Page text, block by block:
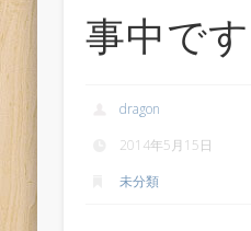
事中です
dragon
2014年5月15日
未分類